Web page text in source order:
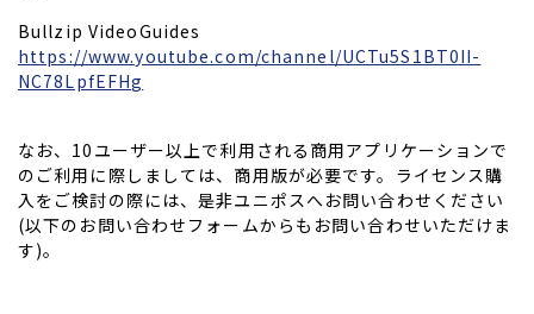
Bullzip VideoGuides
https://www.youtube.com/channel/UCTu5S1BT0II-
NC78LpfEFHg
なお、10ユーザー以上で利用される商用アプリケーションで
のご利用に際しましては、商用版が必要です。ライセンス購
入をご検討の際には、是非ユニポスへお問い合わせください
(以下のお問い合わせフォームからもお問い合わせいただけま
す)。